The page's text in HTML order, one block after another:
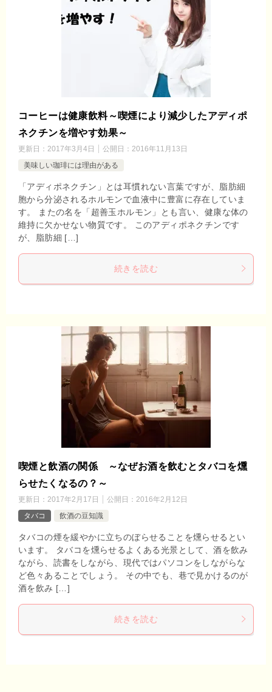
コーヒーは健康飲料～喫煙により減少したアディポ
ネクチンを増やす効果～
更新日： 2017年3月4日 公開日： 2016年11月13日
美味しい珈琲には理由がある
「アディポネクチン」とは耳慣れない言葉ですが、脂肪細
胞から分泌されるホルモンで血液中に豊富に存在していま
す。 またの名を「超善玉ホルモン」とも言い、健康な体の
維持に欠かせない物質です。 このアディポネクチンです
が、脂肪細 […]
続きを読む
喫煙と飲酒の関係 ～なぜお酒を飲むとタバコを燻
らせたくなるの？～
更新日： 2017年2月17日 公開日： 2016年2月12日
タバコ
飲酒の豆知識
タバコの煙を緩やかに立ちのぼらせることを燻らせるとい
います。 タバコを燻らせるよくある光景として、酒を飲み
ながら、読書をしながら、現代ではパソコンをしながらな
ど色々あることでしょう。 その中でも、巷で見かけるのが
酒を飲み […]
続きを読む